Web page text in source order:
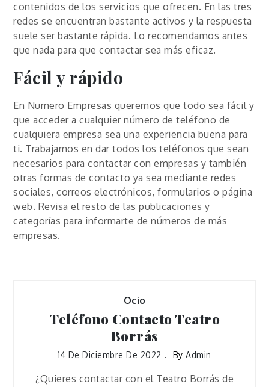
contenidos de los servicios que ofrecen. En las tres
redes se encuentran bastante activos y la respuesta
suele ser bastante rápida. Lo recomendamos antes
que nada para que contactar sea más eficaz.
Fácil y rápido
En Numero Empresas queremos que todo sea fácil y
que acceder a cualquier número de teléfono de
cualquiera empresa sea una experiencia buena para
ti. Trabajamos en dar todos los teléfonos que sean
necesarios para contactar con empresas y también
otras formas de contacto ya sea mediante redes
sociales, correos electrónicos, formularios o página
web. Revisa el resto de las publicaciones y
categorías para informarte de números de más
empresas.
Ocio
Teléfono Contacto Teatro
Borrás
14 De Diciembre De 2022 ByAdmin
¿Quieres contactar con el Teatro Borrás de